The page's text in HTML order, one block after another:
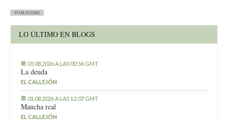
PUBLICIDAD
LO ÚLTIMO EN BLOGS
05.08.2026 A LAS 00:56 GMT
La deuda
EL CALLEJÓN
01.08.2026 A LAS 12:07 GMT
Mancha real
EL CALLEJÓN